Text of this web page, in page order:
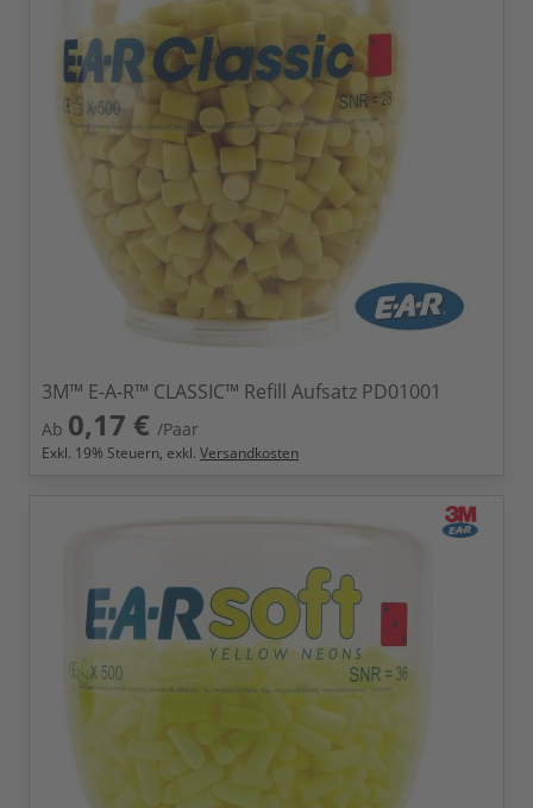
3M™ E-A-R™ CLASSIC™ Refill Aufsatz PD01001
Ab 0,17 € /Paar
Exkl. 19% Steuern, exkl. Versandkosten